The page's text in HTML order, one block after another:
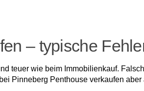
– typische
teuer wie beim Immobilienkauf.
Pinneberg Penthouse verkaufen